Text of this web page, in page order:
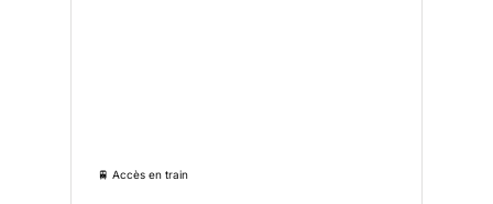
🚆 Accès en train